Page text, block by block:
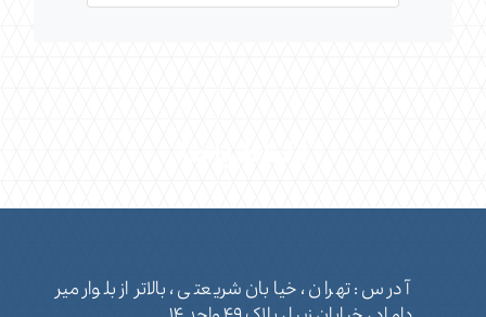
آدرس : تهران ، خیابان شریعتی ، بالاتر از بلوار میر